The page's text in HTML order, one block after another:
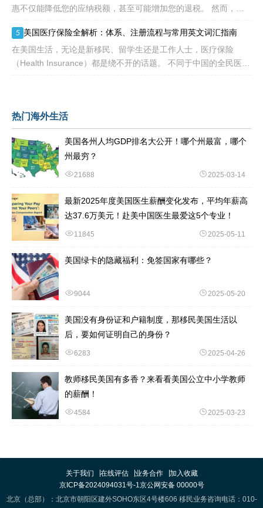
惠不仅能降低您的应纳税额，甚至可能增加您的退税。 然而，您
变动，因为许
5 美国医疗保险全解析：体系、注册流程与常用英文词汇指南
在美国生活，无论是新移民、留学生还是工作人士，医疗保险
（Health Insurance）都是绕不开的话题。 不同于中国的全民医保
热门海外生活
美国各州人均GDP排名大公开！哪个州最富，哪个
州最穷？
21688 2025-03-14
最新2025年度美国医生薪酬变化发布，平均年薪高
达37.6万美元！赴美中国医生最爱这5个专业！
11845 2025-05-11
美国绿卡的隐藏福利：免签国家有哪些？
9044 2025-05-20
美国没有身份证和户籍制度，那移民美国生活以
后，要如何证明自己的身份？
6283 2025-04-26
教师移民美国有多香？来看看美国公立中小学教师
的薪酬！
4584 2025-03-23
关于我们 在线评估 业务合作
加入收藏
京ICP备2024094031号-1京公网安备 00000号
北京（总部）：北京市朝阳区建外SOHO东区4号楼606 移民业务咨询电话：010-